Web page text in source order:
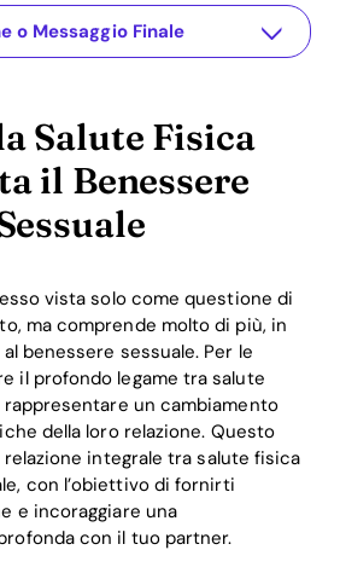
Impatta il Benessere Sessuale
relazione
il Problema
o Approfondimenti
o Messaggio Finale
Salute Fisica
il Benessere
vista solo come questione di
ma comprende molto di più, in
benessere sessuale. Per le
il profondo legame tra salute
un cambiamento
della loro relazione. Questo
integrale tra salute fisica
con l’obiettivo di fornirti
e incoraggiare una
con il tuo partner.